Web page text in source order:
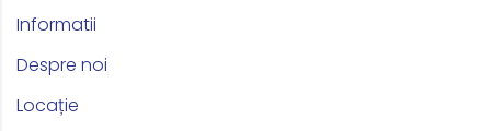
Informatii
Despre noi
Locație